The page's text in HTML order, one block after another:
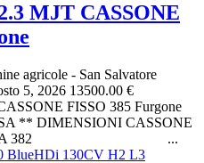
MJT CASSONE
agricole - San Salvatore
5, 2026 13500.00 €
FISSO 385 Furgone
** DIMENSIONI CASSONE
382 ...